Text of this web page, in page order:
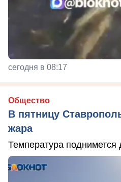
сегодня в 08:17
Общество
В пятницу
жара
Температура поднимется